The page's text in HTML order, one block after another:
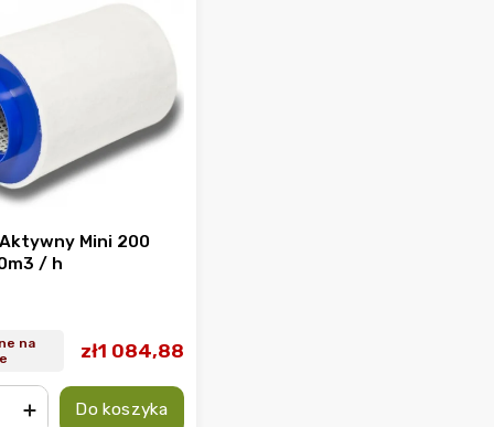
Mini 200
/ h
na
zł1 084,88
Do koszyka